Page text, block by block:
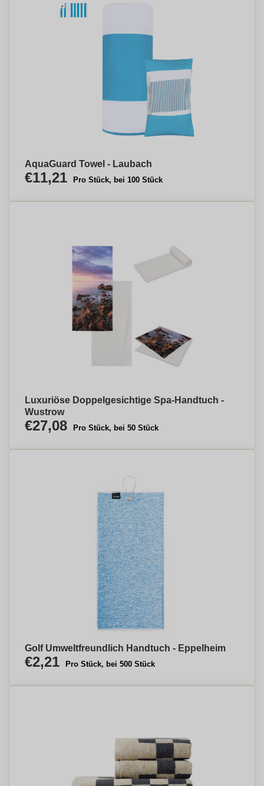
AquaGuard Towel - Laubach
€11,21 Pro Stück, bei 100 Stück
Luxuriöse Doppelgesichtige Spa-Handtuch -
Wustrow
€27,08 Pro Stück, bei 50 Stück
Golf Umweltfreundlich Handtuch - Eppelheim
€2,21 Pro Stück, bei 500 Stück